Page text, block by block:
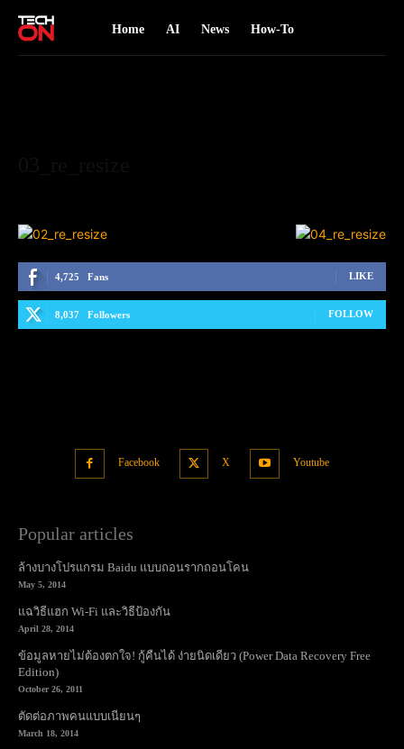
Home AI News How-To
4,725 Fans LIKE
8,037 Followers FOLLOW
Facebook X Youtube
Popular articles
ล้างบางโปรแกรม Baidu แบบถอนรากถอนโคน
May 5, 2014
แฉวิธีแฮก Wi-Fi และวิธีป้องกัน
April 28, 2014
ข้อมูลหายไม่ต้องตกใจ! กู้คืนได้ ง่ายนิดเดียว (Power Data Recovery Free
Edition)
October 26, 2011
ตัดต่อภาพคนแบบเนียนๆ
March 18, 2014